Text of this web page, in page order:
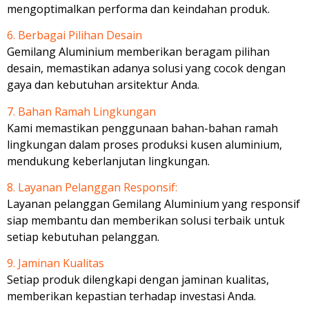
mengoptimalkan performa dan keindahan produk.
6. Berbagai Pilihan Desain
Gemilang Aluminium memberikan beragam pilihan
desain, memastikan adanya solusi yang cocok dengan
gaya dan kebutuhan arsitektur Anda.
7. Bahan Ramah Lingkungan
Kami memastikan penggunaan bahan-bahan ramah
lingkungan dalam proses produksi kusen aluminium,
mendukung keberlanjutan lingkungan.
8. Layanan Pelanggan Responsif:
Layanan pelanggan Gemilang Aluminium yang responsif
siap membantu dan memberikan solusi terbaik untuk
setiap kebutuhan pelanggan.
9. Jaminan Kualitas
Setiap produk dilengkapi dengan jaminan kualitas,
memberikan kepastian terhadap investasi Anda.